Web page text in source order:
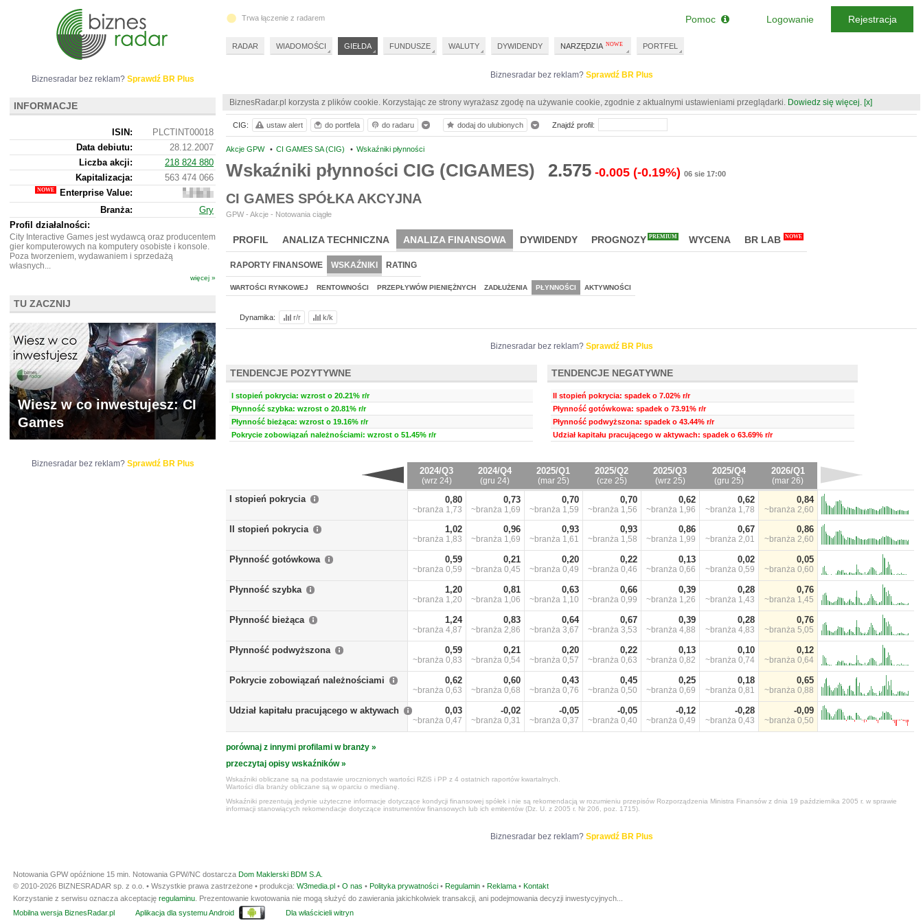
Biznesradar bez reklam? Sprawdź BR Plus
BiznesRadar.pl korzysta z plików cookie. Korzystając ze strony wyrażasz zgodę na używanie cookie, zgodnie z aktualnymi ustawieniami przeglądarki. Dowiedz się więcej. [x]
Akcje GPW • CI GAMES SA (CIG) • Wskaźniki płynności
Wskaźniki płynności CIG (CIGAMES) 2.575 -0.005 (-0.19%) 06 sie 17:00
CI GAMES SPÓŁKA AKCYJNA
GPW - Akcje - Notowania ciągłe
PROFIL ANALIZA TECHNICZNA ANALIZA FINANSOWA DYWIDENDY PROGNOZY PREMIUM WYCENA BR LAB NOWE
RAPORTY FINANSOWE WSKAŹNIKI RATING
WARTOŚCI RYNKOWEJ RENTOWNOŚCI PRZEPŁYWÓW PIENIĘŻNYCH ZADŁUŻENIA PŁYNNOŚCI AKTYWNOŚCI
Dynamika: r/r k/k
Biznesradar bez reklam? Sprawdź BR Plus
TENDENCJE POZYTYWNE
I stopień pokrycia: wzrost o 20.21% r/r
Płynność szybka: wzrost o 20.81% r/r
Płynność bieżąca: wzrost o 19.16% r/r
Pokrycie zobowiązań należnościami: wzrost o 51.45% r/r
TENDENCJE NEGATYWNE
II stopień pokrycia: spadek o 7.02% r/r
Płynność gotówkowa: spadek o 73.91% r/r
Płynność podwyższona: spadek o 43.44% r/r
Udział kapitału pracującego w aktywach: spadek o 63.69% r/r
2024/Q3
(wrz 24)
2024/Q4
(gru 24)
2025/Q1
(mar 25)
2025/Q2
(cze 25)
2025/Q3
(wrz 25)
2025/Q4
(gru 25)
2026/Q1
(mar 26)
I stopień pokrycia 0,80
~branża 1,73
0,73
~branża 1,69
0,70
~branża 1,59
0,70
~branża 1,56
0,62
~branża 1,96
0,62
~branża 1,78
0,84
~branża 2,60
II stopień pokrycia 1,02
~branża 1,83
0,96
~branża 1,69
0,93
~branża 1,61
0,93
~branża 1,58
0,86
~branża 1,99
0,67
~branża 2,01
0,86
~branża 2,60
Płynność gotówkowa 0,59
~branża 0,59
0,21
~branża 0,45
0,20
~branża 0,49
0,22
~branża 0,46
0,13
~branża 0,66
0,02
~branża 0,59
0,05
~branża 0,60
Płynność szybka 1,20
~branża 1,20
0,81
~branża 1,06
0,63
~branża 1,10
0,66
~branża 0,99
0,39
~branża 1,26
0,28
~branża 1,43
0,76
~branża 1,45
Płynność bieżąca 1,24
~branża 4,87
0,83
~branża 2,86
0,64
~branża 3,67
0,67
~branża 3,53
0,39
~branża 4,88
0,28
~branża 4,83
0,76
~branża 5,05
Płynność podwyższona 0,59
~branża 0,83
0,21
~branża 0,54
0,20
~branża 0,57
0,22
~branża 0,63
0,13
~branża 0,82
0,10
~branża 0,74
0,12
~branża 0,64
Pokrycie zobowiązań należnościami 0,62
~branża 0,63
0,60
~branża 0,68
0,43
~branża 0,76
0,45
~branża 0,50
0,25
~branża 0,69
0,18
~branża 0,81
0,65
~branża 0,88
Udział kapitału pracującego w aktywach 0,03
~branża 0,47
-0,02
~branża 0,31
-0,05
~branża 0,37
-0,05
~branża 0,40
-0,12
~branża 0,49
-0,28
~branża 0,43
-0,09
~branża 0,50
porównaj z innymi profilami w branży »
przeczytaj opisy wskaźników »
Wskaźniki obliczane są na podstawie urocznionych wartości RZiS i PP z 4 ostatnich raportów kwartalnych.
Wartości dla branży obliczane są w oparciu o medianę.
Wskaźniki prezentują jedynie użyteczne informacje dotyczące kondycji finansowej spółek i nie są rekomendacją w rozumieniu przepisów Rozporządzenia Ministra Finansów z dnia 19 października 2005 r. w sprawie
informacji stanowiących rekomendacje dotyczące instrumentów finansowych lub ich emitentów (Dz. U. z 2005 r. Nr 206, poz. 1715).
Biznesradar bez reklam? Sprawdź BR Plus
CIG: ustaw alert do portfela do radaru dodaj do ulubionych Znajdź profil:
Biznesradar bez reklam? Sprawdź BR Plus
INFORMACJE
ISIN:
PLCTINT00018
Data debiutu:
28.12.2007
Liczba akcji:
218 824 880
Kapitalizacja:
563 474 066
Enterprise Value:
613
194
066
Branża:
Gry
Profil działalności:
City Interactive Games jest wydawcą oraz producentem
gier komputerowych na komputery osobiste i konsole.
Poza tworzeniem, wydawaniem i sprzedażą
własnych...
więcej »
TU ZACZNIJ
Wiesz w co inwestujesz: CI
Games
Biznesradar bez reklam? Sprawdź BR Plus
Trwa łączenie z radarem
RADAR WIADOMOŚCI GIEŁDA FUNDUSZE WALUTY DYWIDENDY NARZĘDZIA PORTFEL
Pomoc Logowanie Rejestracja
Notowania GPW opóźnione 15 min. Notowania GPW/NC dostarcza Dom Maklerski BDM S.A.
© 2010-2026 BIZNESRADAR sp. z o.o. • Wszystkie prawa zastrzeżone • produkcja: W3media.pl • O nas • Polityka prywatności • Regulamin • Reklama • Kontakt
Korzystanie z serwisu oznacza akceptację regulaminu . Prezentowanie kwotowania nie mogą służyć do zawierania jakichkolwiek transakcji, ani podejmowania decyzji inwestycyjnych...
Mobilna wersja BiznesRadar.pl
Aplikacja dla systemu Android Dla właścicieli witryn